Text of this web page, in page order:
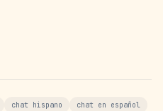
chat hispano
chat en español